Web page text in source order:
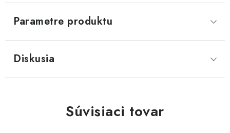
Parametre produktu
Diskusia
Súvisiaci tovar